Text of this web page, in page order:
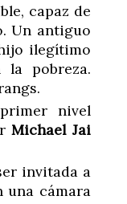
capaz de
Un antiguo
ilegítimo
pobreza.
nivel
Michael Jai
invitada a
una cámara